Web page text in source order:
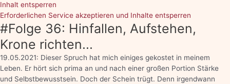
Inhalt entsperren
Erforderlichen Service akzeptieren und Inhalte entsperren
#Folge 36: Hinfallen, Aufstehen,
Krone richten...
19.05.2021: Dieser Spruch hat mich einiges gekostet in meinem
Leben. Er hört sich prima an und nach einer großen Portion Stärke
und Selbstbewusstsein. Doch der Schein trügt. Denn irgendwann